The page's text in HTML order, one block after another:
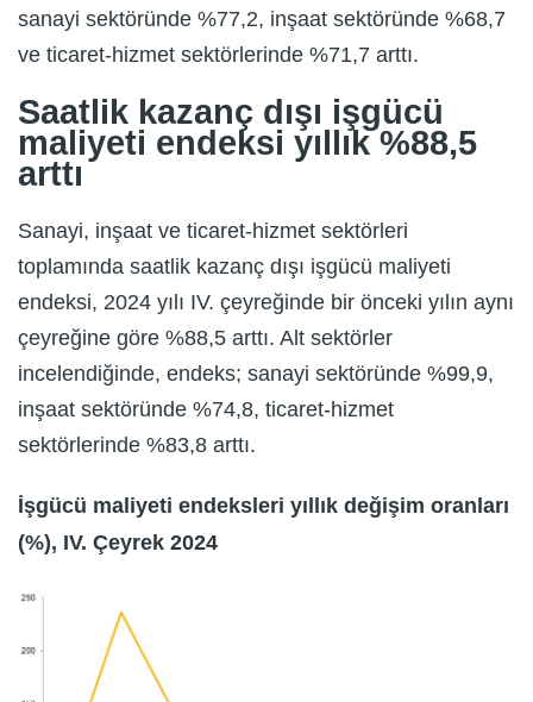
sanayi sektöründe %77,2, inşaat sektöründe %68,7
ve ticaret-hizmet sektörlerinde %71,7 arttı.
Saatlik kazanç dışı işgücü
maliyeti endeksi yıllık %88,5
arttı
Sanayi, inşaat ve ticaret-hizmet sektörleri
toplamında saatlik kazanç dışı işgücü maliyeti
endeksi, 2024 yılı IV. çeyreğinde bir önceki yılın aynı
çeyreğine göre %88,5 arttı. Alt sektörler
incelendiğinde, endeks; sanayi sektöründe %99,9,
inşaat sektöründe %74,8, ticaret-hizmet
sektörlerinde %83,8 arttı.
İşgücü maliyeti endeksleri yıllık değişim oranları
(%), IV. Çeyrek 2024